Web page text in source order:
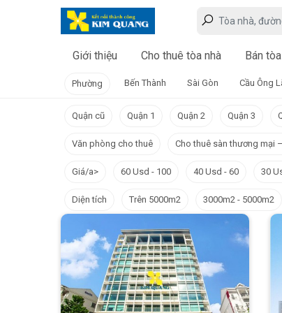
Giới thiệu Cho thuê tòa nhà Bán
Phường Bến Thành Sài Gòn Cầu Ông
Quận cũ Quận 1 Quận 2 Quận 3
Văn phòng cho thuê Cho thuê sàn thương mại
Giá/a> 60 Usd - 100 40 Usd - 60 30
Diện tích Trên 5000m2 3000m2 - 5000m2